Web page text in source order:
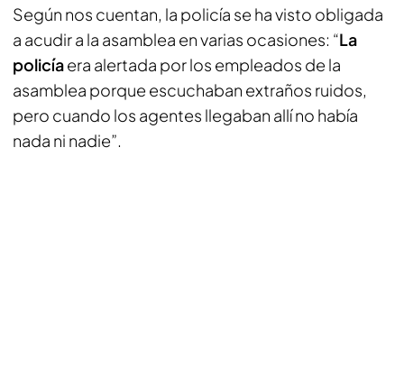
Según nos cuentan, la policía se ha visto obligada
a acudir a la asamblea en varias ocasiones: “La
policíaera alertada por los empleados de la
asamblea porque escuchaban extraños ruidos,
pero cuando los agentes llegaban allí no había
nada ni nadie”.